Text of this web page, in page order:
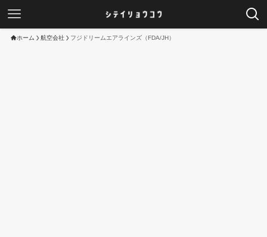
ホーム 航空会社 フジドリームエアラインズ（FDA/JH）